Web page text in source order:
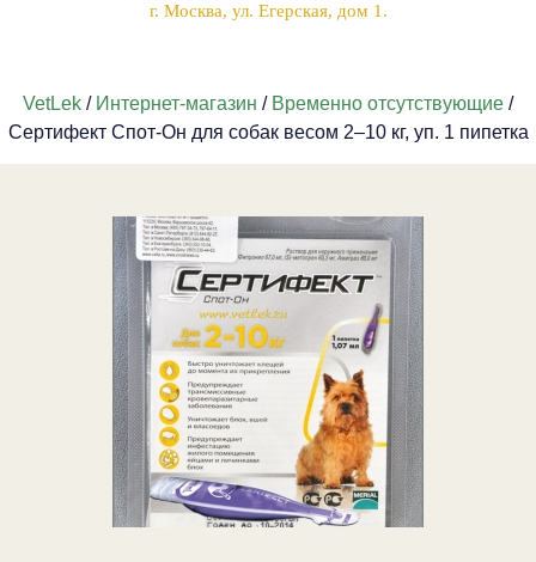
г. Москва, ул. Егерская, дом 1.
VetLek / Интернет-магазин / Временно отсутствующие /
Сертифект Спот-Он для собак весом 2–10 кг, уп. 1 пипетка